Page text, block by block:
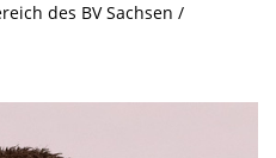
des BV Sachsen /